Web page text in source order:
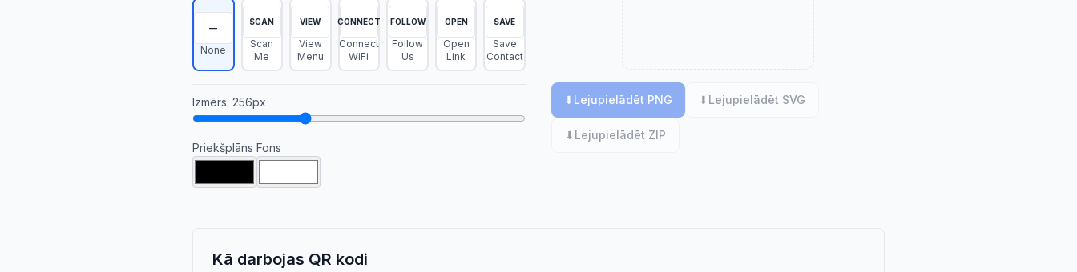
—
None
SCAN
Scan
Me
VIEW
View
Menu
CONNECT
Connect
WiFi
FOLLOW
Follow
Us
OPEN
Open
Link
SAVE
Save
Contact
Izmērs: 256px
Priekšplāns Fons
⬇ Lejupielādēt PNG ⬇ Lejupielādēt SVG
⬇ Lejupielādēt ZIP
Kā darbojas QR kodi